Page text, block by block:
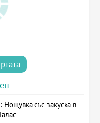
със закуска в